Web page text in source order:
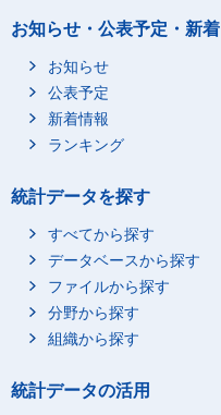
お知らせ・公表予定・新着
お知らせ
公表予定
新着情報
ランキング
統計データを探す
すべてから探す
データベースから探す
ファイルから探す
分野から探す
組織から探す
統計データの活用